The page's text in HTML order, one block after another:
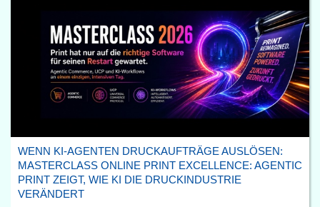
WENN KI-AGENTEN DRUCKAUFTRÄGE AUSLÖSEN:
MASTERCLASS ONLINE PRINT EXCELLENCE: AGENTIC
PRINT ZEIGT, WIE KI DIE DRUCKINDUSTRIE
VERÄNDERT